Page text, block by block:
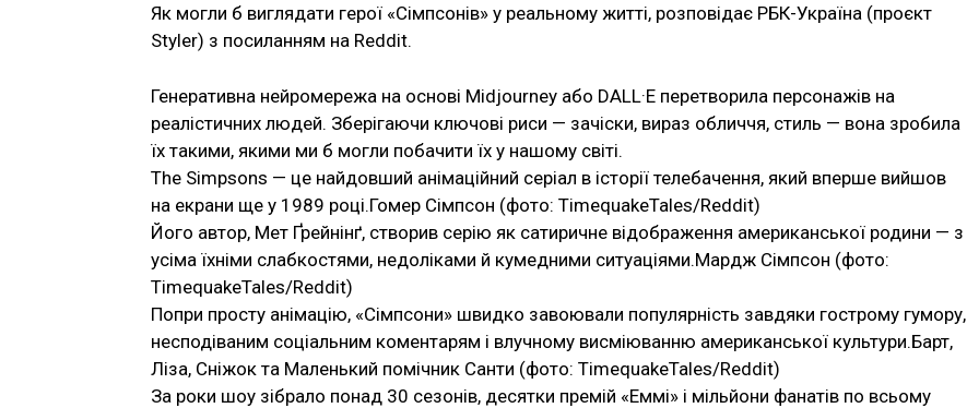
Як могли б виглядати герої «Сімпсонів» у реальному житті, розповідає РБК-Україна (проєкт
Styler) з посиланням на Reddit.
Генеративна нейромережа на основі Midjourney або DALL·E перетворила персонажів на
реалістичних людей. Зберігаючи ключові риси — зачіски, вираз обличчя, стиль — вона зробила
їх такими, якими ми б могли побачити їх у нашому світі.
The Simpsons — це найдовший анімаційний серіал в історії телебачення, який вперше вийшов
на екрани ще у 1989 році.Гомер Сімпсон (фото: TimequakeTales/Reddit)
Його автор, Мет Ґрейнінґ, створив серію як сатиричне відображення американської родини — з
усіма їхніми слабкостями, недоліками й кумедними ситуаціями.Мардж Сімпсон (фото:
TimequakeTales/Reddit)
Попри просту анімацію, «Сімпсони» швидко завоювали популярність завдяки гострому гумору,
несподіваним соціальним коментарям і влучному висміюванню американської культури.Барт,
Ліза, Сніжок та Маленький помічник Санти (фото: TimequakeTales/Reddit)
За роки шоу зібрало понад 30 сезонів, десятки премій «Еммі» і мільйони фанатів по всьому